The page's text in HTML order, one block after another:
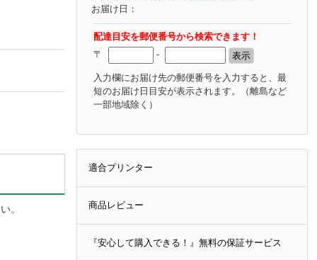
お届け日：
配達目安を郵便番号から検索できます！
〒
-
入力欄にお届け先の郵便番号を入力すると、最
短のお届け日目安が表示されます。
（離島など
一部地域除く）
適合プリンター
商品レビュー
『安心して購入できる！』無料の保証サービス
。